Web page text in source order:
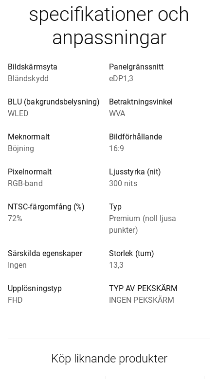
specifikationer och
anpassningar
Bildskärmsyta
Bländskydd
Panelgränssnitt
eDP1,3
BLU (bakgrundsbelysning)
WLED
Betraktningsvinkel
WVA
Meknormalt
Böjning
Bildförhållande
16:9
Pixelnormalt
RGB-band
Ljusstyrka (nit)
300 nits
NTSC-färgomfång (%)
72%
Typ
Premium (noll ljusa
punkter)
Särskilda egenskaper
Ingen
Storlek (tum)
13,3
Upplösningstyp
FHD
TYP AV PEKSKÄRM
INGEN PEKSKÄRM
Köp liknande produkter